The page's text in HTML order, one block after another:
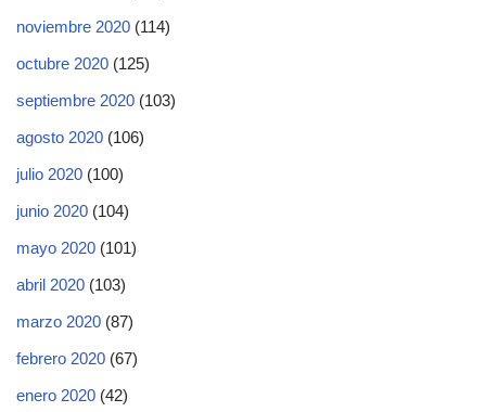
noviembre 2020 (114)
octubre 2020 (125)
septiembre 2020 (103)
agosto 2020 (106)
julio 2020 (100)
junio 2020 (104)
mayo 2020 (101)
abril 2020 (103)
marzo 2020 (87)
febrero 2020 (67)
enero 2020 (42)